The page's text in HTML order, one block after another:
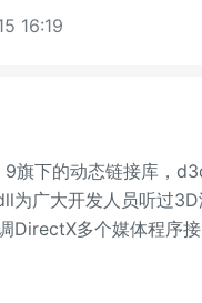
16:19
下的动态链接库，
广大开发人员听过
多个媒体程序